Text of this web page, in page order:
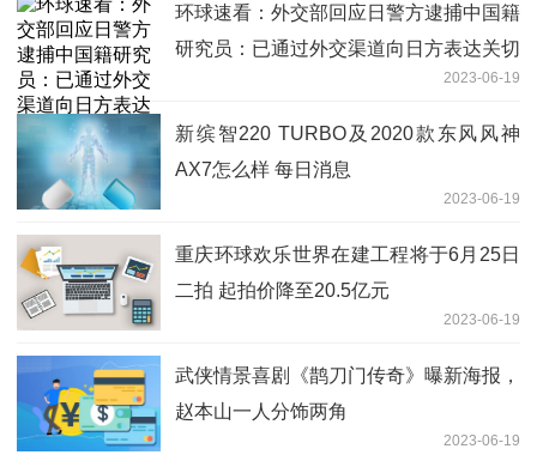
环球速看：外交部回应日警方逮捕中国籍
研究员：已通过外交渠道向日方表达关切
2023-06-19
新缤智220 TURBO及2020款东风风神
AX7怎么样 每日消息
2023-06-19
重庆环球欢乐世界在建工程将于6月25日
二拍 起拍价降至20.5亿元
2023-06-19
武侠情景喜剧《鹊刀门传奇》曝新海报，
赵本山一人分饰两角
2023-06-19